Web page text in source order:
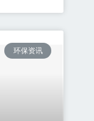
环保资讯